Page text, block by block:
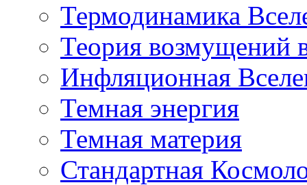
Термодинамика
Теория возмущений
Инфляционная
Темная энергия
Темная материя
Стандартная